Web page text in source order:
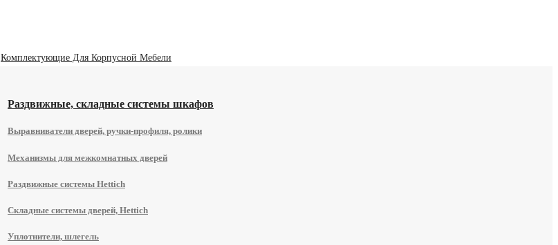
Комплектующие Для Корпусной Мебели
Раздвижные, складные системы шкафов
Выравниватели дверей, ручки-профиля, ролики
Механизмы для межкомнатных дверей
Раздвижные системы Hettich
Складные системы дверей, Hettich
Уплотнители, шлегель